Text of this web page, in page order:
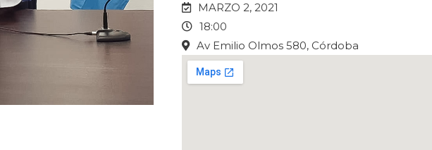
MARZO 2, 2021
18:00
Av Emilio Olmos 580, Córdoba